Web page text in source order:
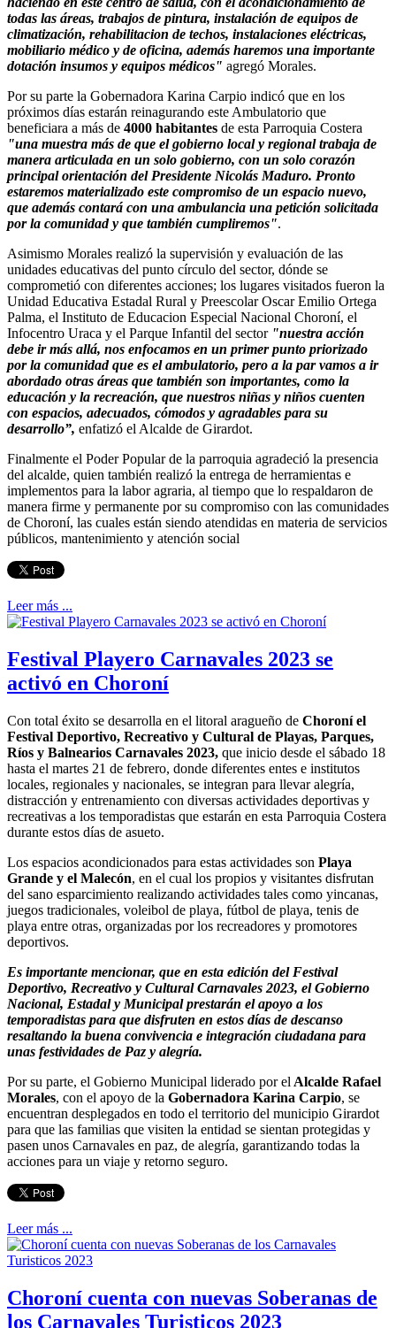
todas las áreas, trabajos de pintura, instalación de equipos de
climatización, rehabilitacion de techos, instalaciones eléctricas,
mobiliario médico y de oficina, además haremos una importante
dotación insumos y equipos médicos" agregó Morales.
Por su parte la Gobernadora Karina Carpio indicó que en los
próximos días estarán reinagurando este Ambulatorio que
beneficiara a más de 4000 habitantes de esta Parroquia Costera
"una muestra más de que el gobierno local y regional trabaja de
manera articulada en un solo gobierno, con un solo corazón
principal orientación del Presidente Nicolás Maduro. Pronto
estaremos materializado este compromiso de un espacio nuevo,
que además contará con una ambulancia una petición solicitada
por la comunidad y que también cumpliremos".
Asimismo Morales realizó la supervisión y evaluación de las
unidades educativas del punto círculo del sector, dónde se
comprometió con diferentes acciones; los lugares visitados fueron la
Unidad Educativa Estadal Rural y Preescolar Oscar Emilio Ortega
Palma, el Instituto de Educacion Especial Nacional Choroní, el
Infocentro Uraca y el Parque Infantil del sector"nuestra acción
debe ir más allá, nos enfocamos en un primer punto priorizado
por la comunidad que es el ambulatorio, pero a la par vamos a ir
abordado otras áreas que también son importantes, como la
educación y la recreación, que nuestros niñas y niños cuenten
con espacios, adecuados, cómodos y agradables para su
desarrollo”, enfatizó el Alcalde de Girardot.
Finalmente el Poder Popular de la parroquia agradeció la presencia
del alcalde, quien también realizó la entrega de herramientas e
implementos para la labor agraria, al tiempo que lo respaldaron de
manera firme y permanente por su compromiso con las comunidades
de Choroní, las cuales están siendo atendidas en materia de servicios
públicos, mantenimiento y atención social
Leer más ...
Festival Playero Carnavales 2023 se
activó en Choroní
Con total éxito se desarrolla en el litoral aragueño de Choroní el
Festival Deportivo, Recreativo y Cultural de Playas, Parques,
Ríos y Balnearios Carnavales 2023, que inicio desde el sábado 18
hasta el martes 21 de febrero, donde diferentes entes e institutos
locales, regionales y nacionales, se integran para llevar alegría,
distracción y entrenamiento con diversas actividades deportivas y
recreativas a los temporadistas que estarán en esta Parroquia Costera
durante estos días de asueto.
Los espacios acondicionados para estas actividades son Playa
Grande y el Malecón, en el cual los propios y visitantes disfrutan
del sano esparcimiento realizando actividades tales como yincanas,
juegos tradicionales, voleibol de playa, fútbol de playa, tenis de
playa entre otras, organizadas por los recreadores y promotores
deportivos.
Es importante mencionar, que en esta edición del Festival
Deportivo, Recreativo y Cultural Carnavales 2023, el Gobierno
Nacional, Estadal y Municipal prestarán el apoyo a los
temporadistas para que disfruten en estos días de descanso
resaltando la buena convivencia e integración ciudadana para
unas festividades de Paz y alegría.
Por su parte, el Gobierno Municipal liderado por el Alcalde Rafael
Morales, con el apoyo de la Gobernadora Karina Carpio, se
encuentran desplegados en todo el territorio del municipio Girardot
para que las familias que visiten la entidad se sientan protegidas y
pasen unos Carnavales en paz, de alegría, garantizando todas la
acciones para un viaje y retorno seguro.
Leer más ...
Choroní cuenta con nuevas Soberanas de
los Carnavales Turisticos 2023